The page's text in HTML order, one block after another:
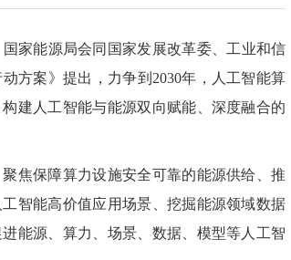
家能源局会同国家发展改革委、工业和信
方案》提出，力争到2030年，人工智能算
建人工智能与能源双向赋能、深度融合的
焦保障算力设施安全可靠的能源供给、推
智能高价值应用场景、挖掘能源领域数据
能源、算力、场景、数据、模型等人工智